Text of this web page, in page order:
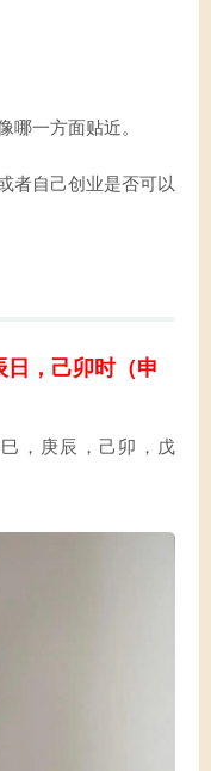
哪一方面贴近。
者自己创业是否可以
，己卯时（申
，庚辰，己卯，戊